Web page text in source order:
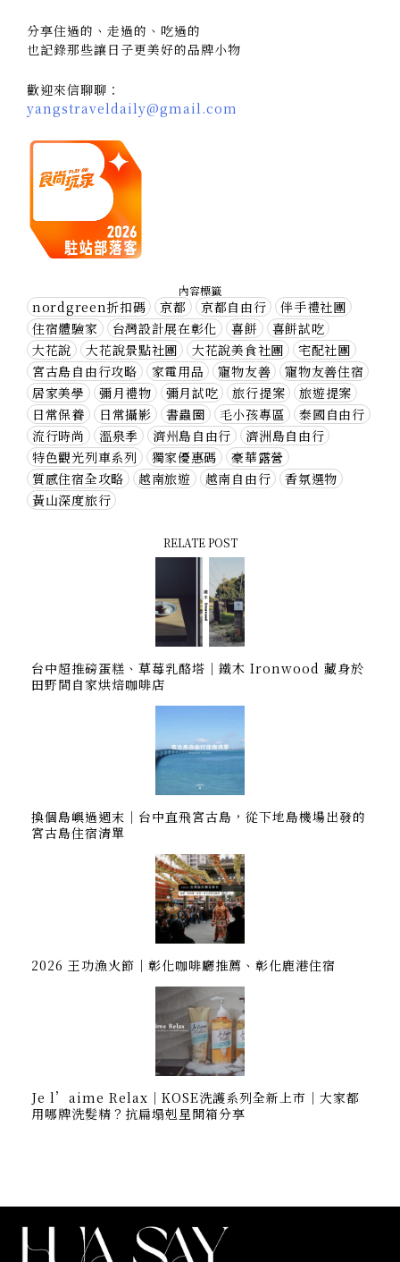
分享住過的、走過的、吃過的
也記錄那些讓日子更美好的品牌小物
歡迎來信聊聊：
yangstraveldaily@gmail.com
內容標籤
nordgreen折扣碼 京都 京都自由行
伴手禮社團
住宿體驗家
台灣設計展在彰化 喜餅
喜餅試吃
大花說
大花說景點社團 大花說美食社團
宅配社團
宮古島自由行攻略
家電用品 寵物友善
寵物友善住宿
居家美學
彌月禮物 彌月試吃 旅行提案
旅遊提案
日常保養
日常攝影 書蟲圈 毛小孩專區
泰國自由行
流行時尚
溫泉季 濟州島自由行
濟洲島自由行
特色觀光列車系列
獨家優惠碼
豪華露營
質感住宿全攻略
越南旅遊 越南自由行
香氛選物
黃山深度旅行
RELATE POST
台中超推磅蛋糕、草莓乳酪塔｜鐵木 Ironwood 藏身於
田野間自家烘焙咖啡店
換個島嶼過週末｜台中直飛宮古島，從下地島機場出發的
宮古島住宿清單
2026 王功漁火節｜彰化咖啡廳推薦、彰化鹿港住宿
Je l’aime Relax｜KOSE洗護系列全新上市｜大家都
用哪牌洗髮精？抗扁塌剋星開箱分享